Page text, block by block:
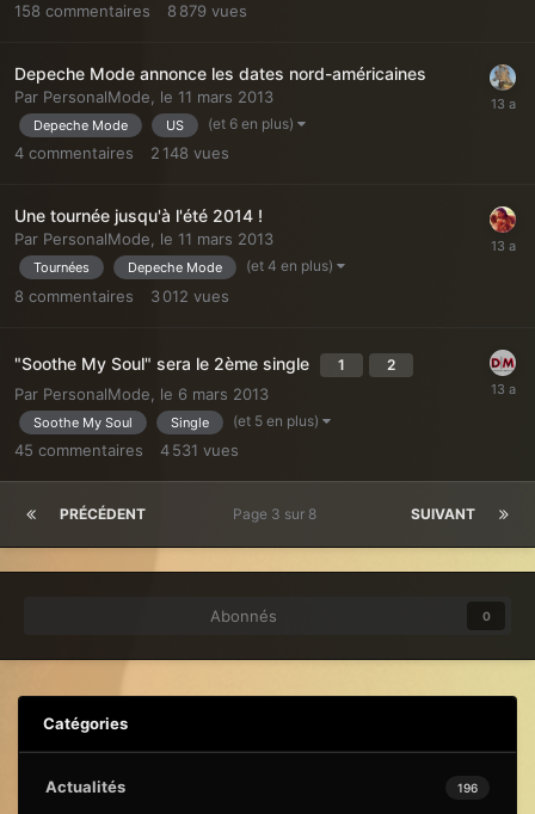
158 commentaires 8 879 vues
Depeche Mode annonce les dates nord-américaines
Par PersonalMode le 11 mars 2013
Depeche Mode US (et 6 en plus)
4 commentaires 2 148 vues
Une tournée jusqu'à l'été 2014 !
Par PersonalMode, le 11 mars 2013
Tournées Depeche Mode (et 4 en plus)
8 commentaires 3 012 vues
"Soothe My Soul" sera le 2ème single 1 2
Par PersonalMode le 6 mars 2013
Soothe My Soul Single (et 5 en plus)
45 commentaires 4 531 vues
PRÉCÉDENT SUIVANT
Page 3 sur 8
Abonnés 0
Catégories
196
Actualités